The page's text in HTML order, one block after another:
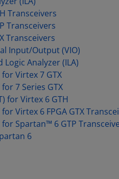
Transceivers
Transceivers
Transceivers
Input/Output (VIO)
Analyzer (ILA)
for Virtex 7 GTX
7 Series GTX
for Virtex 6 GTH
Virtex 6 FPGA GTX
for Spartan™ 6 GTP
6